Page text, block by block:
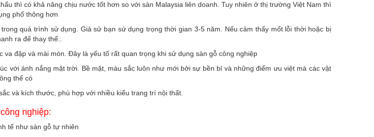
thì có khả năng chịu nước tốt hơn so với sàn Malaysia liên doanh. Tuy nhiên ở thị trường Việt Nam thì
phổ thông hơn
quá trình sử dụng. Giả sử bạn sử dụng trọng thời gian 3-5 năm. Nếu cảm thấy mốt lỗi thời hoặc bị
ra để thay thế..
va đập và mài mòn. Đây là yếu tố rất quan trọng khi sử dụng sàn gỗ công nghiệp
với ánh nắng mặt trời. Bề mặt, màu sắc luôn như mới bởi sự bền bỉ và những điểm ưu việt mà các vật
thể có
và kích thước, phù hợp với nhiều kiểu trang trí nội thất.
nghiệp:
tế như sàn gỗ tự nhiên